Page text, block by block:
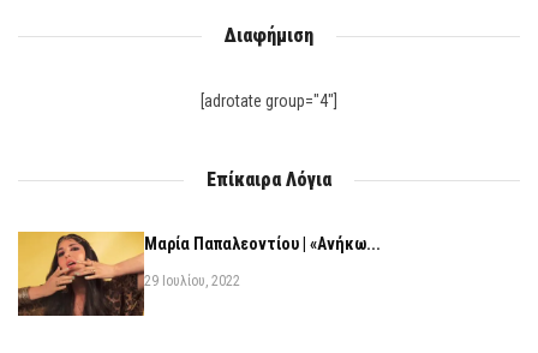
Διαφήμιση
[adrotate group="4"]
Επίκαιρα Λόγια
Μαρία Παπαλεοντίου | «Ανήκω...
29 Ιουλίου, 2022